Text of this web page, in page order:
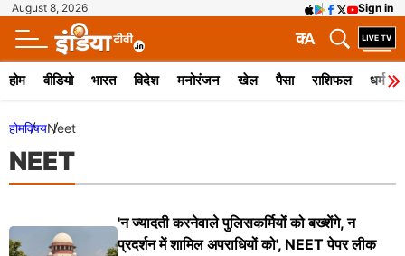
August 8, 2026 Sign in
A
क
होम वीडियो भारत विदेश मनोरंजन खेल पैसा राशिफल धर्म
होमविषयNeet
NEET
'न ज्यादती करनेवाले पुलिसकर्मियों को बख्शेंगे, न
प्रदर्शन में शामिल अपराधियों को', NEET पेपर लीक